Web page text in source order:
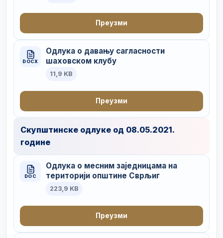
Преузми
DOCX
Одлука о давању сагласности
шаховском клубу
11,9 KB
Преузми
Скупштинске одлуке од 08.05.2021.
године
DOC
Одлука о месним заједницама на
територији општине Сврљиг
223,9 KB
Преузми